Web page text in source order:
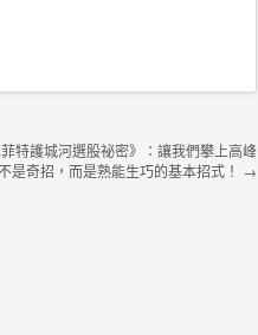
特護城河選股祕密》：讓我們攀上高峰
是奇招，而是熟能生巧的基本招式！ →